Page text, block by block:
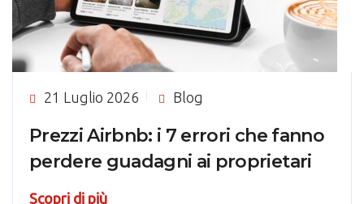
21 Luglio 2026 Blog
Prezzi Airbnb: i 7 errori che fanno
perdere guadagni ai proprietari
Scopri di più